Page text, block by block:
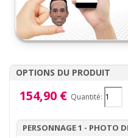
OPTIONS DU PRODUIT
154,90 € Quantité:
PERSONNAGE 1 - PHOTO